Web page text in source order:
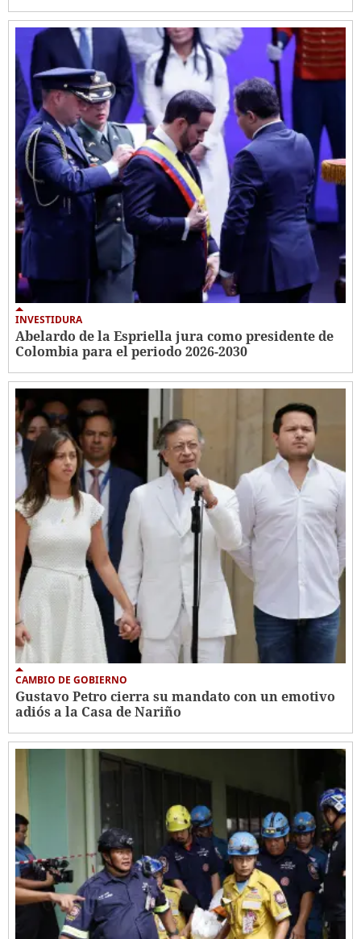
INVESTIDURA
Abelardo de la Espriella jura como presidente de
Colombia para el periodo 2026-2030
CAMBIO DE GOBIERNO
Gustavo Petro cierra su mandato con un emotivo
adiós a la Casa de Nariño